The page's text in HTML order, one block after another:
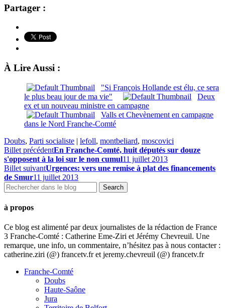
Partager :
À Lire Aussi :
"Si François Hollande est élu, ce sera
le plus beau jour de ma vie"
Deux
ex et un nouveau ministre en campagne
Valls et Chevènement en campagne
dans le Nord Franche-Comté
Doubs, Parti socialiste | lefoll, montbeliard, moscovici
Billet précédentEn Franche-Comté, huit députés sur douze
s'opposent à la loi sur le non cumul11 juillet 2013
Billet suivantUrgences: vers une remise à plat des financements
de Smur11 juillet 2013
à propos
Ce blog est alimenté par deux journalistes de la rédaction de France
3 Franche-Comté : Catherine Eme-Ziri et Jérémy Chevreuil. Une
remarque, une info, un commentaire, n’hésitez pas à nous contacter :
catherine.ziri (@) francetv.fr et jeremy.chevreuil (@) francetv.fr
Franche-Comté
Doubs
Haute-Saône
Jura